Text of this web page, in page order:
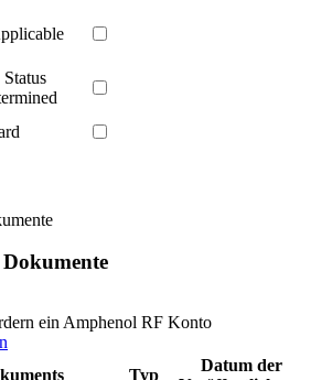
ein Amphenol RF Konto
Typ
Datum der